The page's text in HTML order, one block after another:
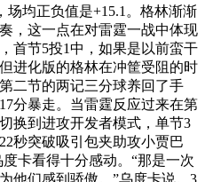
场均正负值是+15.1。格林渐渐
，这一点在对雷霆一战中体现
首节5投1中，如果是以前蛮干
进化版的格林在冲筐受阻的时
二节的两记三分球养回了手
分暴走。当雷霆反应过来在第
换到进攻开发者模式，单节3
秒突破吸引包夹助攻小贾巴
卡看得十分感动。“那是一次
他们感到骄傲。”乌度卡说。3